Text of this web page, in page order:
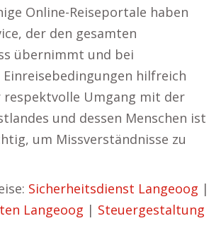
Online-Reiseportale haben
der den gesamten
übernimmt und bei
hilfreich
respektvolle Umgang mit der
und dessen Menschen ist
um Missverständnisse zu
Sicherheitsdienst Langeoog |
Langeoog | Steuergestaltung